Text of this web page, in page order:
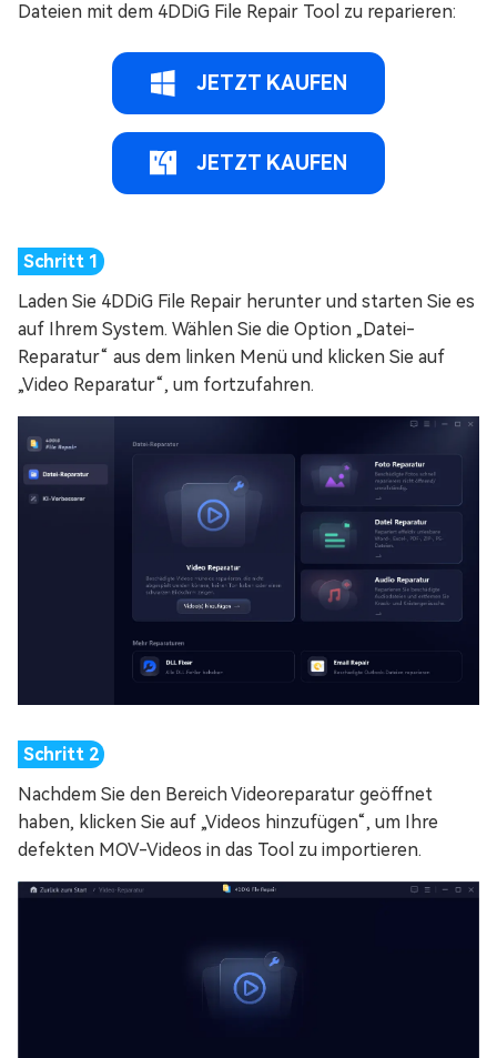
Dateien mit dem 4DDiG File Repair Tool zu reparieren:
JETZT KAUFEN
JETZT KAUFEN
Laden Sie 4DDiG File Repair herunter und starten Sie es
auf Ihrem System. Wählen Sie die Option „Datei-
Reparatur“ aus dem linken Menü und klicken Sie auf
„Video Reparatur“, um fortzufahren.
Nachdem Sie den Bereich Videoreparatur geöffnet
haben, klicken Sie auf „Videos hinzufügen“, um Ihre
defekten MOV-Videos in das Tool zu importieren.